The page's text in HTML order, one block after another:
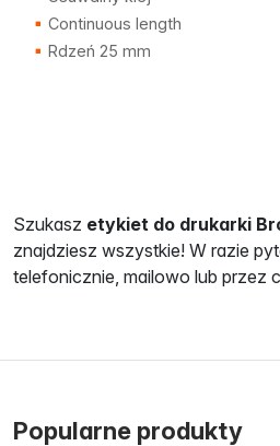
Continuous length
Rdzeń 25 mm
Szukasz etykiet do drukarki
znajdziesz wszystkie! W razie
telefonicznie, mailowo lub przez
Popularne produkty